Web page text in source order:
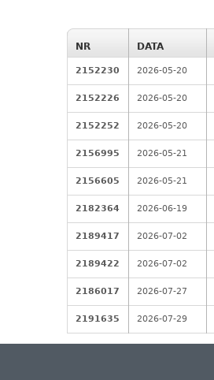
NR DATA
2152230 2026-05-20
2152226 2026-05-20
2152252 2026-05-20
2156995 2026-05-21
2156605 2026-05-21
2182364 2026-06-19
2189417 2026-07-02
2189422 2026-07-02
2186017 2026-07-27
2191635 2026-07-29